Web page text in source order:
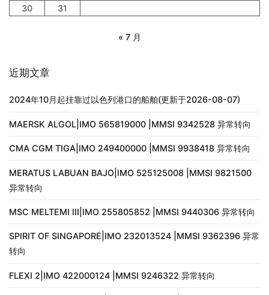
30
31
« 7 月
近期文章
2024年10月起挂靠过以色列港口的船舶(更新于2026-08-07)
MAERSK ALGOL|IMO 565819000 |MMSI 9342528 异常转向
CMA CGM TIGA|IMO 249400000 |MMSI 9938418 异常转向
MERATUS LABUAN BAJO|IMO 525125008 |MMSI 9821500
异常转向
MSC MELTEMI III|IMO 255805852 |MMSI 9440306 异常转向
SPIRIT OF SINGAPORE|IMO 232013524 |MMSI 9362396 异常
转向
FLEXI 2|IMO 422000124 |MMSI 9246322 异常转向